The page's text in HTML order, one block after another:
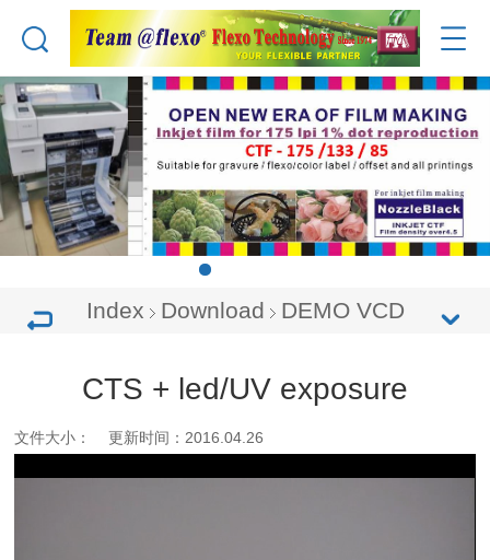
Index Download DEMO VCD
CTS + led/UV exposure
文件大小： 更新时间：2016.04.26